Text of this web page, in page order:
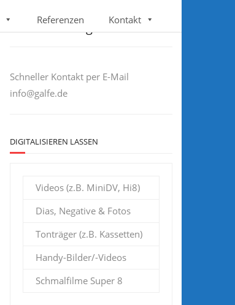
Referenzen Kontakt
Sie haben Fragen?
Schneller Kontakt per E-Mail
info@galfe.de
DIGITALISIEREN LASSEN
Videos (z.B. MiniDV, Hi8)
Dias, Negative & Fotos
Tonträger (z.B. Kassetten)
Handy-Bilder/-Videos
Schmalfilme Super 8